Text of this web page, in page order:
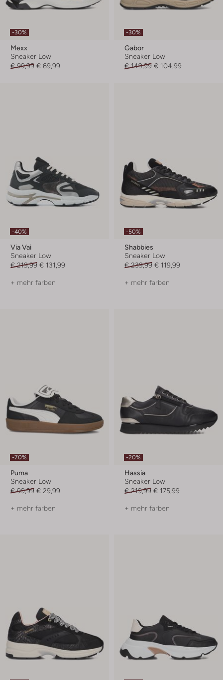
-30%
Mexx
Sneaker Low
€ 99,99 € 69,99
-30%
Gabor
Sneaker Low
€ 149,99 € 104,99
-40%
Via Vai
Sneaker Low
€ 219,99 € 131,99
+ mehr farben
-50%
Shabbies
Sneaker Low
€ 239,99 € 119,99
+ mehr farben
-70%
Puma
Sneaker Low
€ 99,99 € 29,99
+ mehr farben
-20%
Hassia
Sneaker Low
€ 219,99 € 175,99
+ mehr farben